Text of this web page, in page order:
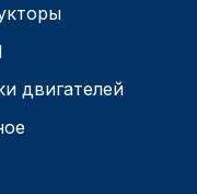
двигателей